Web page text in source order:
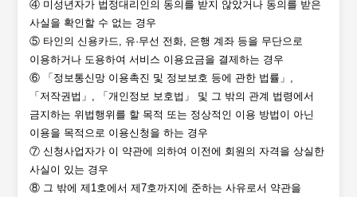
④ 미성년자가 법정대리인의 동의를 받지 않았거나 동의를 받은
사실을 확인할 수 없는 경우
⑤ 타인의 신용카드, 유·무선 전화, 은행 계좌 등을 무단으로
이용하거나 도용하여 서비스 이용요금을 결제하는 경우
⑥ 「정보통신망 이용촉진 및 정보보호 등에 관한 법률」,
「저작권법」, 「개인정보 보호법」 및 그 밖의 관계 법령에서
금지하는 위법행위를 할 목적 또는 정상적인 이용 방법이 아닌
이용을 목적으로 이용신청을 하는 경우
⑦ 신청사업자가 이 약관에 의하여 이전에 회원의 자격을 상실한
사실이 있는 경우
⑧ 그 밖에 제1호에서 제7호까지에 준하는 사유로서 약관을